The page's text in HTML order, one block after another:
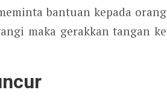
bantuan kepada orang
maka gerakkan tangan ke